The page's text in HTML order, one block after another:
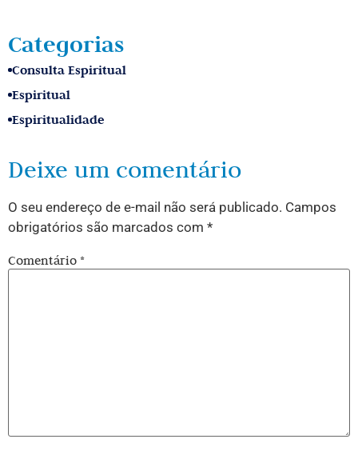
Categorias
Consulta Espiritual
Espiritual
Espiritualidade
Deixe um comentário
O seu endereço de e-mail não será publicado. Campos
obrigatórios são marcados com *
Comentário *